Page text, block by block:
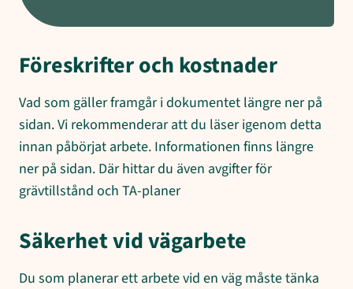
Föreskrifter och kostnader
Vad som gäller framgår i dokumentet längre ner på
sidan. Vi rekommenderar att du läser igenom detta
innan påbörjat arbete. Informationen finns längre
ner på sidan. Där hittar du även avgifter för
grävtillstånd och TA-planer
Säkerhet vid vägarbete
Du som planerar ett arbete vid en väg måste tänka